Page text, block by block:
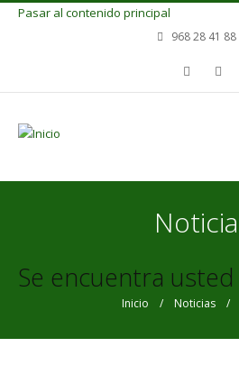
Pasar al contenido principal
968 28 41 88
Se encuentra
Inicio / Noticias /